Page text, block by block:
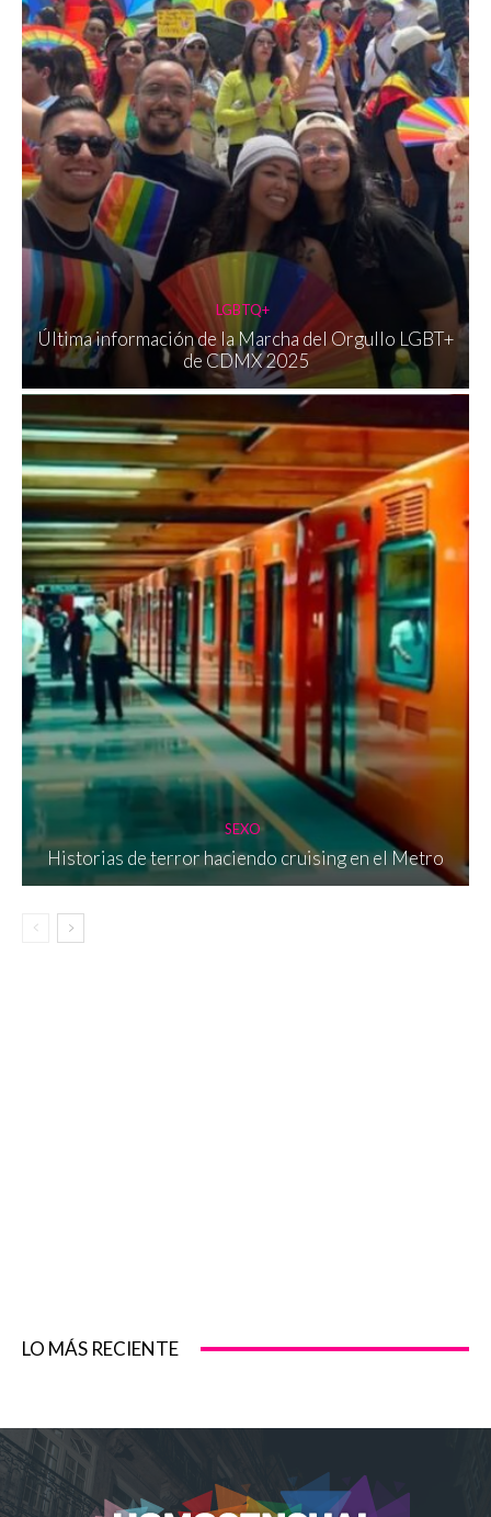
LGBTQ+
Última información de la Marcha del Orgullo LGBT+
de CDMX 2025
SEXO
Historias de terror haciendo cruising en el Metro
LO MÁS RECIENTE